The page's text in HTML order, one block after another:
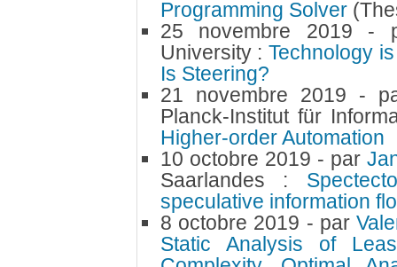
Programming Solver
25 novembre 2019 -
University :Technology
Is Steering?
21 novembre 2019 -
Planck-Institut für
Higher-order Automation
10 octobre 2019 - par
Saarlandes :
speculative information
8 octobre 2019 - par
Static Analysis of